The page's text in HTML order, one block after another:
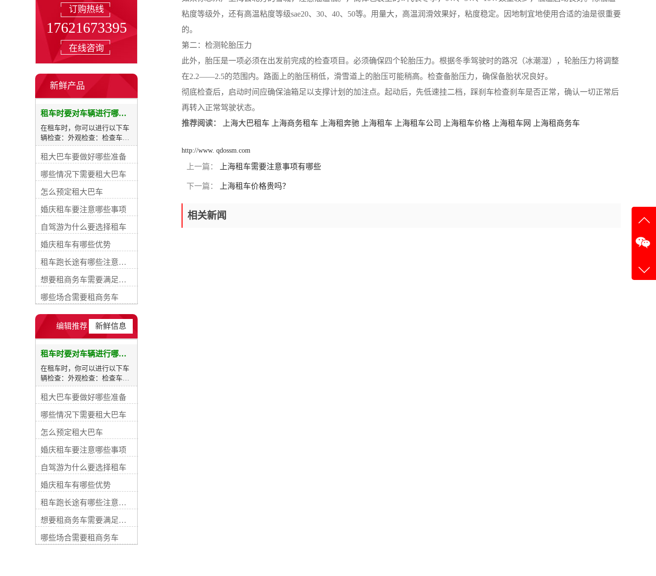
粘度等级外，还有高温粘度等级sae20、30、40、50等。用量大，高温润滑效果好，粘度稳定。因地制宜地使用合适的油是很重要
的。
第二：检测轮胎压力
此外，胎压是一项必须在出发前完成的检查项目。必须确保四个轮胎压力。根据冬季驾驶时的路况（冰潮湿），轮胎压力将调整
在2.2——2.5的范围内。路面上的胎压稍低，滑雪道上的胎压可能稍高。检查备胎压力，确保备胎状况良好。
彻底检查后，启动时间应确保油箱足以支撑计划的加注点。起动后，先低速挂二档，踩刹车检查刹车是否正常，确认一切正常后
再转入正常驾驶状态。
推荐阅读：
上海大巴租车 上海商务租车 上海租奔驰 上海租车 上海租车公司 上海租车价格 上海租车网 上海租商务车
http://www. qdossm.com
上一篇： 上海租车需要注意事项有哪些
下一篇： 上海租车价格贵吗？
相关新闻
订购热线
17621673395
在线咨询
新鲜产品
租车时要对车辆进行哪些检查
在租车时，你可以进行以下车
辆检查：外观检查：检查车辆
外观是否有明显的损坏、划痕
或凹陷。注意检查车灯、雨刮
部检查：检查车内的座椅、地
毯、天花板和仪表板等是否干
净整洁。确保所有座椅都可调
节和锁定，安全带良好工作。
行李空间检查：打开行李箱，
确保行李箱空间干净、整洁，
没有异味。检查备胎和工具是
否齐全。轮胎检查：检查轮胎
轮胎没有明显的破损或漏气。
确认备胎的状态和充气情况。
发动机室检查：检查发动机室
内的液体水平，包括机油、冷
却液和刹车液等。确保没有渗
漏和异常声音。车内设施检
查：测试车辆的空调、音响、
车窗升降、中控系统等功能是
设施能满足你的需求。安全设
备，包括安全带、气囊和防抱
死刹车系统等。确保这些设备
都处于良好的工作状态。试
车：在租车之前，要求测试车
辆启动、变速器的换挡、刹
车、转向以及灯光等功能，确
保车辆操控性和驾驶安全。记
录车况：在检查过程中，拍照
记录车辆现有的损坏、划痕或
车合同中有明确的记录，以避
免后续的纠纷。 请注意，这些
只是一般的车辆检查事项，具
体的检查内容可能会因车辆类
型和租车公司的要求而有所不
同。对于租车前的车辆检查，
如果你不熟悉车辆检查、维修
或安全方面的知识，建议寻求
租大巴车要做好哪些准备
哪些情况下需要租大巴车
怎么预定租大巴车
婚庆租车要注意哪些事项
自驾游为什么要选择租车
婚庆租车有哪些优势
租车跑长途有哪些注意事项
想要租商务车需要满足哪些要求
哪些场合需要租商务车
新鲜信息
编辑推荐
租车时要对车辆进行哪些检查
在租车时，你可以进行以下车
辆检查：外观检查：检查车辆
外观是否有明显的损坏、划痕
或凹陷。注意检查车灯、雨刮
部检查：检查车内的座椅、地
毯、天花板和仪表板等是否干
净整洁。确保所有座椅都可调
节和锁定，安全带良好工作。
行李空间检查：打开行李箱，
确保行李箱空间干净、整洁，
没有异味。检查备胎和工具是
否齐全。轮胎检查：检查轮胎
轮胎没有明显的破损或漏气。
确认备胎的状态和充气情况。
发动机室检查：检查发动机室
内的液体水平，包括机油、冷
却液和刹车液等。确保没有渗
租大巴车要做好哪些准备
哪些情况下需要租大巴车
怎么预定租大巴车
婚庆租车要注意哪些事项
自驾游为什么要选择租车
婚庆租车有哪些优势
租车跑长途有哪些注意事项
想要租商务车需要满足哪些要求
哪些场合需要租商务车